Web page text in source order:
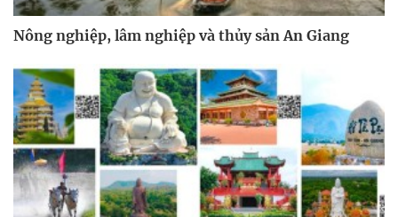
Nông nghiệp, lâm nghiệp và thủy sản An Giang